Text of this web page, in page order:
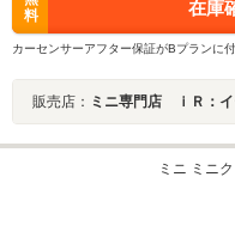
料
在庫
カーセンサーアフター保証がBプランに
販売店： ミニ専門店 ｉＲ：
ミニ ミニ